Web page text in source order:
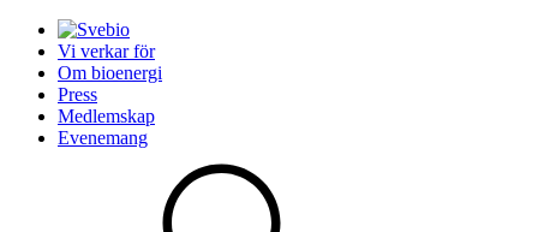
Vi verkar för
Om bioenergi
Press
Medlemskap
Evenemang